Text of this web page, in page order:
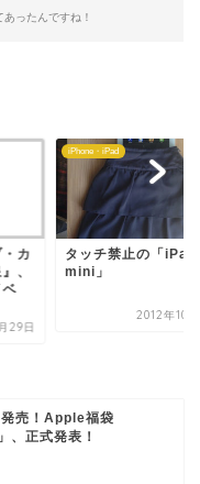
ったんですね！
・カ
、
29日
iPhone・iPad
タッチ禁止の「iPad
mini」
2012年10
売！Apple福袋
、正式発表！